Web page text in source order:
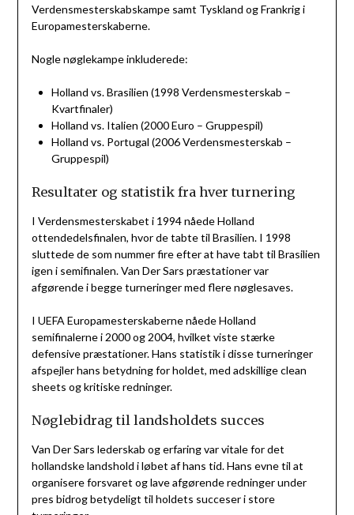
Verdensmesterskabskampe samt Tyskland og Frankrig i
Europamesterskaberne.
Nogle nøglekampe inkluderede:
Holland vs. Brasilien (1998 Verdensmesterskab –
Kvartfinaler)
Holland vs. Italien (2000 Euro – Gruppespil)
Holland vs. Portugal (2006 Verdensmesterskab –
Gruppespil)
Resultater og statistik fra hver turnering
I Verdensmesterskabet i 1994 nåede Holland
ottendedelsfinalen, hvor de tabte til Brasilien. I 1998
sluttede de som nummer fire efter at have tabt til Brasilien
igen i semifinalen. Van Der Sars præstationer var
afgørende i begge turneringer med flere nøglesaves.
I UEFA Europamesterskaberne nåede Holland
semifinalerne i 2000 og 2004, hvilket viste stærke
defensive præstationer. Hans statistik i disse turneringer
afspejler hans betydning for holdet, med adskillige clean
sheets og kritiske redninger.
Nøglebidrag til landsholdets succes
Van Der Sars lederskab og erfaring var vitale for det
hollandske landshold i løbet af hans tid. Hans evne til at
organisere forsvaret og lave afgørende redninger under
pres bidrog betydeligt til holdets succeser i store